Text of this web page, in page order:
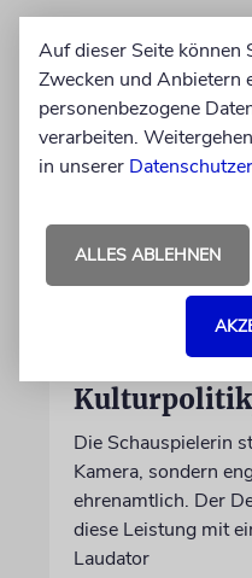
BERLIN
Einsatz
Iris Berben
Die Schauspielerin
Kamera, sondern
ehrenamtlich. Der
diese Leistung mit
Laudator
Auf dieser Seite können
Zwecken und Anbietern
personenbezogene
verarbeiten.
in unserer
ALLES ABLEHNEN